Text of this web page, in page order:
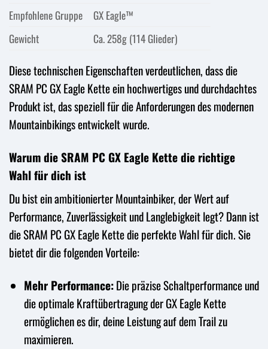
Empfohlene Gruppe
GX Eagle™
Gewicht
Ca. 258g (114 Glieder)
Diese technischen Eigenschaften verdeutlichen, dass die
SRAM PC GX Eagle Kette ein hochwertiges und durchdachtes
Produkt ist, das speziell für die Anforderungen des modernen
Mountainbikings entwickelt wurde.
Warum die SRAM PC GX Eagle Kette die richtige
Wahl für dich ist
Du bist ein ambitionierter Mountainbiker, der Wert auf
Performance, Zuverlässigkeit und Langlebigkeit legt? Dann ist
die SRAM PC GX Eagle Kette die perfekte Wahl für dich. Sie
bietet dir die folgenden Vorteile:
Mehr Performance:Die präzise Schaltperformance und
die optimale Kraftübertragung der GX Eagle Kette
ermöglichen es dir, deine Leistung auf dem Trail zu
maximieren.